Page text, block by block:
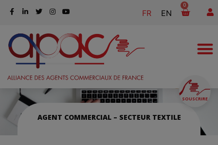
FR EN
0
SOUSCRIRE
AGENT COMMERCIAL – SECTEUR TEXTILE